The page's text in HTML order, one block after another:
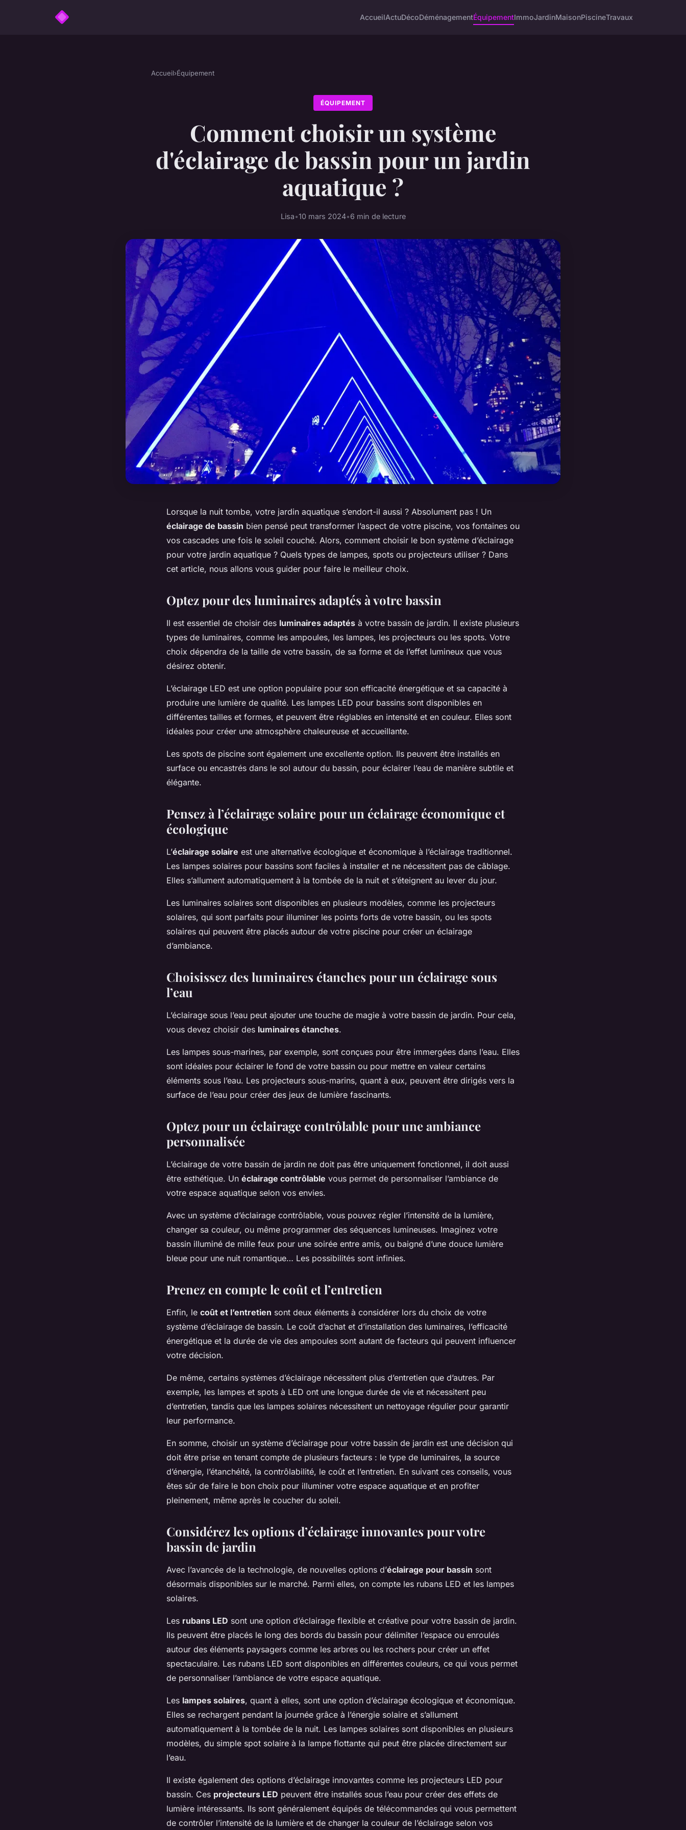
AccueilActuDécoDéménagementÉquipementImmoJardinMaisonPiscineTravaux
Accueil›Équipement
ÉQUIPEMENT
Comment choisir un système
d'éclairage de bassin pour un jardin
aquatique ?
Lisa•10 mars 2024•6 min de lecture
Lorsque la nuit tombe, votre jardin aquatique s’endort-il aussi ? Absolument pas ! Un
éclairage de bassin bien pensé peut transformer l’aspect de votre piscine, vos fontaines ou
vos cascades une fois le soleil couché. Alors, comment choisir le bon système d’éclairage
pour votre jardin aquatique ? Quels types de lampes, spots ou projecteurs utiliser ? Dans
cet article, nous allons vous guider pour faire le meilleur choix.
Optez pour des luminaires adaptés à votre bassin
Il est essentiel de choisir des luminaires adaptés à votre bassin de jardin. Il existe plusieurs
types de luminaires, comme les ampoules, les lampes, les projecteurs ou les spots. Votre
choix dépendra de la taille de votre bassin, de sa forme et de l’effet lumineux que vous
désirez obtenir.
L’éclairage LED est une option populaire pour son efficacité énergétique et sa capacité à
produire une lumière de qualité. Les lampes LED pour bassins sont disponibles en
différentes tailles et formes, et peuvent être réglables en intensité et en couleur. Elles sont
idéales pour créer une atmosphère chaleureuse et accueillante.
Les spots de piscine sont également une excellente option. Ils peuvent être installés en
surface ou encastrés dans le sol autour du bassin, pour éclairer l’eau de manière subtile et
élégante.
Pensez à l’éclairage solaire pour un éclairage économique et
écologique
L’éclairage solaire est une alternative écologique et économique à l’éclairage traditionnel.
Les lampes solaires pour bassins sont faciles à installer et ne nécessitent pas de câblage.
Elles s’allument automatiquement à la tombée de la nuit et s’éteignent au lever du jour.
Les luminaires solaires sont disponibles en plusieurs modèles, comme les projecteurs
solaires, qui sont parfaits pour illuminer les points forts de votre bassin, ou les spots
solaires qui peuvent être placés autour de votre piscine pour créer un éclairage
d’ambiance.
Choisissez des luminaires étanches pour un éclairage sous
l’eau
L’éclairage sous l’eau peut ajouter une touche de magie à votre bassin de jardin. Pour cela,
vous devez choisir des luminaires étanches.
Les lampes sous-marines, par exemple, sont conçues pour être immergées dans l’eau. Elles
sont idéales pour éclairer le fond de votre bassin ou pour mettre en valeur certains
éléments sous l’eau. Les projecteurs sous-marins, quant à eux, peuvent être dirigés vers la
surface de l’eau pour créer des jeux de lumière fascinants.
Optez pour un éclairage contrôlable pour une ambiance
personnalisée
L’éclairage de votre bassin de jardin ne doit pas être uniquement fonctionnel, il doit aussi
être esthétique. Un éclairage contrôlable vous permet de personnaliser l’ambiance de
votre espace aquatique selon vos envies.
Avec un système d’éclairage contrôlable, vous pouvez régler l’intensité de la lumière,
changer sa couleur, ou même programmer des séquences lumineuses. Imaginez votre
bassin illuminé de mille feux pour une soirée entre amis, ou baigné d’une douce lumière
bleue pour une nuit romantique… Les possibilités sont infinies.
Prenez en compte le coût et l’entretien
Enfin, le coût et l’entretien sont deux éléments à considérer lors du choix de votre
système d’éclairage de bassin. Le coût d’achat et d’installation des luminaires, l’efficacité
énergétique et la durée de vie des ampoules sont autant de facteurs qui peuvent influencer
votre décision.
De même, certains systèmes d’éclairage nécessitent plus d’entretien que d’autres. Par
exemple, les lampes et spots à LED ont une longue durée de vie et nécessitent peu
d’entretien, tandis que les lampes solaires nécessitent un nettoyage régulier pour garantir
leur performance.
En somme, choisir un système d’éclairage pour votre bassin de jardin est une décision qui
doit être prise en tenant compte de plusieurs facteurs : le type de luminaires, la source
d’énergie, l’étanchéité, la contrôlabilité, le coût et l’entretien. En suivant ces conseils, vous
êtes sûr de faire le bon choix pour illuminer votre espace aquatique et en profiter
pleinement, même après le coucher du soleil.
Considérez les options d’éclairage innovantes pour votre
bassin de jardin
Avec l’avancée de la technologie, de nouvelles options d’éclairage pour bassin sont
désormais disponibles sur le marché. Parmi elles, on compte les rubans LED et les lampes
solaires.
Les rubans LED sont une option d’éclairage flexible et créative pour votre bassin de jardin.
Ils peuvent être placés le long des bords du bassin pour délimiter l’espace ou enroulés
autour des éléments paysagers comme les arbres ou les rochers pour créer un effet
spectaculaire. Les rubans LED sont disponibles en différentes couleurs, ce qui vous permet
de personnaliser l’ambiance de votre espace aquatique.
Les lampes solaires, quant à elles, sont une option d’éclairage écologique et économique.
Elles se rechargent pendant la journée grâce à l’énergie solaire et s’allument
automatiquement à la tombée de la nuit. Les lampes solaires sont disponibles en plusieurs
modèles, du simple spot solaire à la lampe flottante qui peut être placée directement sur
l’eau.
Il existe également des options d’éclairage innovantes comme les projecteurs LED pour
bassin. Ces projecteurs LED peuvent être installés sous l’eau pour créer des effets de
lumière intéressants. Ils sont généralement équipés de télécommandes qui vous permettent
de contrôler l’intensité de la lumière et de changer la couleur de l’éclairage selon vos